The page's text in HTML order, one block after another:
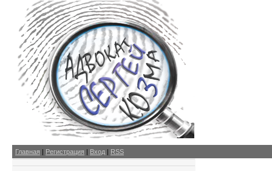
Главная | Регистрация | Вход | RSS